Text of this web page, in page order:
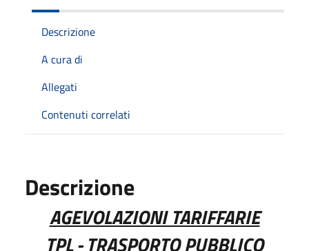
Descrizione
A cura di
Allegati
Contenuti correlati
Descrizione
AGEVOLAZIONI TARIFFARIE
TPL - TRASPORTO PUBBLICO